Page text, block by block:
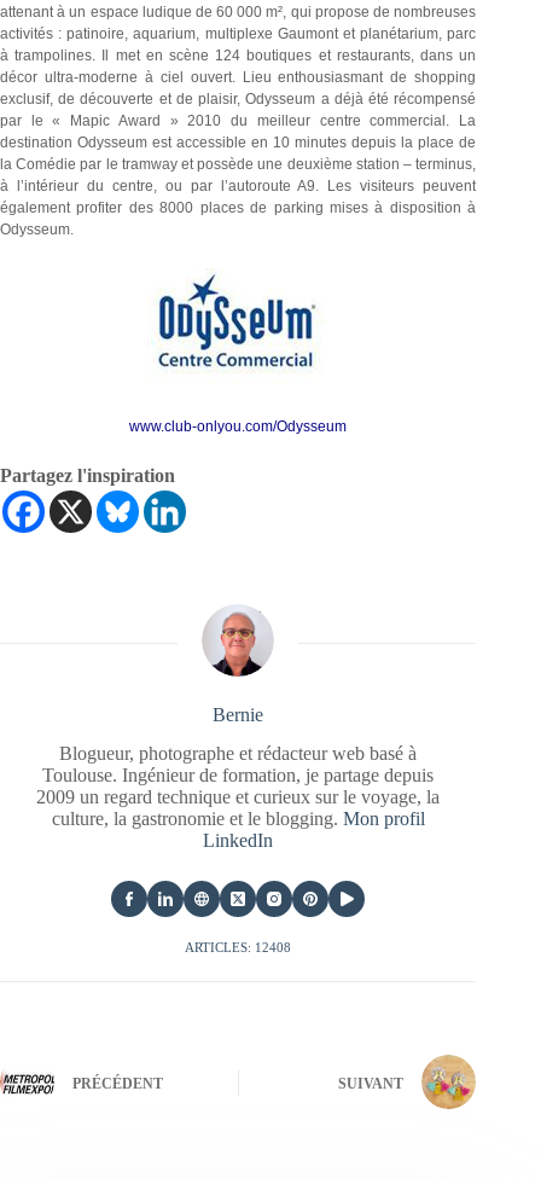
attenant à un espace ludique de 60 000 m², qui propose de nombreuses
activités : patinoire, aquarium, multiplexe Gaumont et planétarium, parc
à trampolines. Il met en scène 124 boutiques et restaurants, dans un
décor ultra-moderne à ciel ouvert. Lieu enthousiasmant de shopping
exclusif, de découverte et de plaisir, Odysseum a déjà été récompensé
par le « Mapic Award » 2010 du meilleur centre commercial. La
destination Odysseum est accessible en 10 minutes depuis la place de
la Comédie par le tramway et possède une deuxième station – terminus,
à l’intérieur du centre, ou par l’autoroute A9. Les visiteurs peuvent
également profiter des 8000 places de parking mises à disposition à
Odysseum.
www.club-onlyou.com/Odysseum
Partagez l'inspiration
Bernie
Blogueur, photographe et rédacteur web basé à
Toulouse. Ingénieur de formation, je partage depuis
2009 un regard technique et curieux sur le voyage, la
culture, la gastronomie et le blogging. Mon profil
LinkedIn
ARTICLES: 12408
PRÉCÉDENT SUIVANT